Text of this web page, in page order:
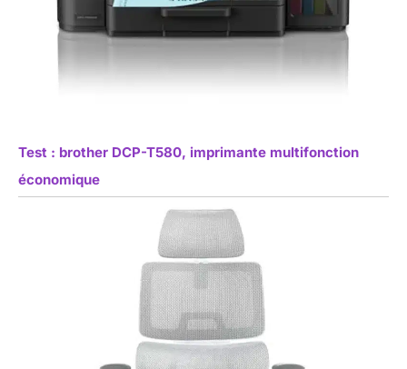
Test : brother DCP-T580, imprimante multifonction
économique